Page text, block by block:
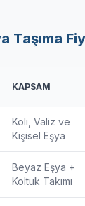
Taşıma
KAPSAM
Koli, Valiz ve
Kişisel Eşya
Beyaz Eşya +
Koltuk Takımı